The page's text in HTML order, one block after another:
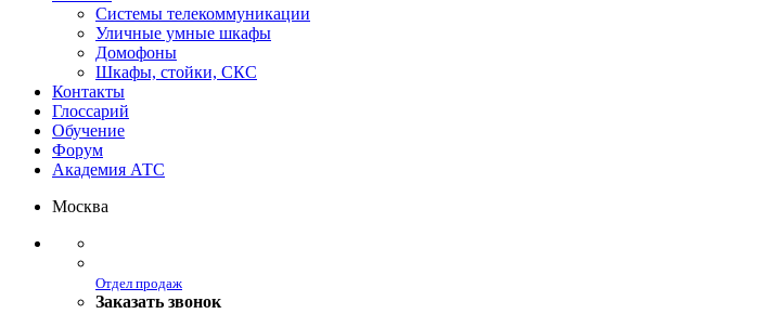
Системы телекоммуникации
Уличные умные шкафы
Домофоны
Шкафы, стойки, СКС
Контакты
Глоссарий
Обучение
Форум
Академия АТС
Москва
Отдел продаж
Заказать звонок